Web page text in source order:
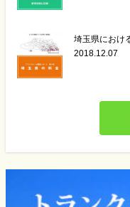
埼玉県におけ
2018.12.07